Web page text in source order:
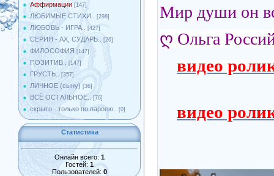
Аффирмации [147]
ЛЮБИМЫЕ СТИХИ.. [298]
ЛЮБОВЬ - ИГРА.. [427]
СЕРИЯ - АХ, СУДАРЬ.. [26]
ФИЛОСОФИЯ [147]
ПОЗИТИВ.. [147]
ГРУСТЬ.. [357]
ЛИЧНОЕ (сыну) [36]
ВСЁ ОСТАЛЬНОЕ.. [76]
скрыто - только по паролю.. [0]
Статистика
Онлайн всего: 1
Гостей: 1
Пользователей: 0
Мир души он
ღ Ольга
видео
видео